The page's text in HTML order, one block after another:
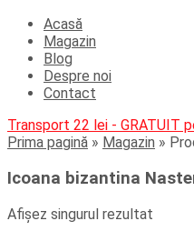
Acasă
Magazin
Blog
Despre noi
Contact
Transport 22 lei - GRATUIT
Prima pagină » Magazin »
Icoana bizantina
Afișez singurul rezultat